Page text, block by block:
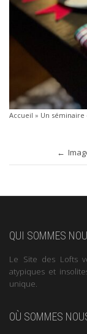
Accueil » Un séminaire
QUI SOMMES
Le Site des Lofts
atypiques et
unique.
OÙ SOMMES